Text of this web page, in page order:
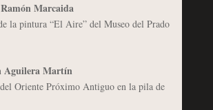
Ramón Marcaida
la pintura “El Aire” del Museo del Prado
Aguilera Martín
Oriente Próximo Antiguo en la pila de